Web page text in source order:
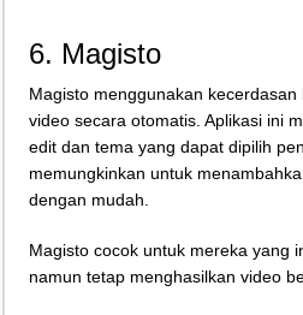
6. Magisto
Magisto menggunakan
video secara otomatis. Aplikasi ini
edit dan tema yang dapat dipilih
memungkinkan untuk
dengan mudah.
Magisto cocok untuk mereka yang
namun tetap menghasilkan video